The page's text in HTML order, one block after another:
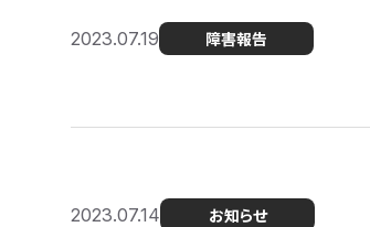
2023.07.19 障害報告
2023.07.14 お知らせ